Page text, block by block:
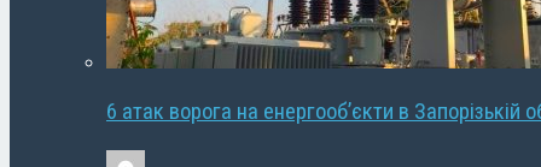
6 атак ворога на енергооб’єкти в Запорізькій